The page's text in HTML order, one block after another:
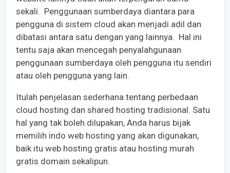
sekali. Penggunaan sumberdaya diantara para
pengguna di sistem cloud akan menjadi adil dan
dibatasi antara satu dengan yang lainnya. Hal ini
tentu saja akan mencegah penyalahgunaan
penggunaan sumberdaya oleh pengguna itu sendiri
atau oleh pengguna yang lain.
Itulah penjelasan sederhana tentang perbedaan
cloud hosting dan shared hosting tradisional. Satu
hal yang tak boleh dilupakan, Anda harus bijak
memilih indo web hosting yang akan digunakan,
baik itu web hosting gratis atau hosting murah
gratis domain sekalipun.